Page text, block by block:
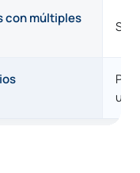
con múltiples
un